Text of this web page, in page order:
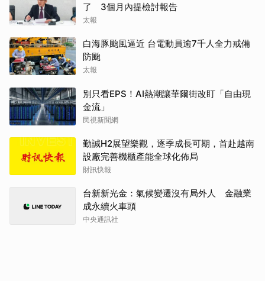
了 3個月內提檢討報告
太報
白海豚颱風逼近 台電動員逾7千人全力戒備
防颱
太報
別只看EPS！AI熱潮讓華爾街改盯「自由現
金流」
民視新聞網
勤誠H2展望樂觀，逐季成長可期，首赴越南
設廠完善機櫃產能全球化佈局
財訊快報
台新新光金：氣候變遷沒有局外人 金融業
成永續火車頭
中央通訊社